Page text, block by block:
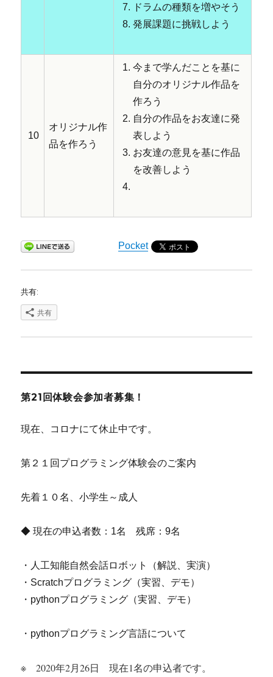
ドラムの種類を増やそう
発展課題に挑戦しよう
10
オリジナル作
品を作ろう
今まで学んだことを基に
自分のオリジナル作品を
作ろう
自分の作品をお友達に発
表しよう
お友達の意見を基に作品
を改善しよう
Pocket
共有:
共有
第21回体験会参加者募集！
現在、コロナにて休止中です。
第２１回プログラミング体験会のご案内
先着１０名、小学生～成人
◆ 現在の申込者数：1名 残席：9名
・人工知能自然会話ロボット（解説、実演）
・Scratchプログラミング（実習、デモ）
・pythonプログラミング（実習、デモ）
・pythonプログラミング言語について
※ 2020年2月26日 現在1名の申込者です。